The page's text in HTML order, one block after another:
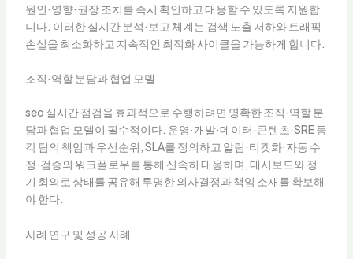
원인·영향·권장 조치를 즉시 확인하고 대응할 수 있도록 지원합
니다. 이러한 실시간 분석·보고 체계는 검색 노출 저하와 트래픽
손실을 최소화하고 지속적인 최적화 사이클을 가능하게 합니다.
조직·역할 분담과 협업 모델
seo 실시간 점검을 효과적으로 수행하려면 명확한 조직·역할 분
담과 협업 모델이 필수적이다. 운영·개발·데이터·콘텐츠·SRE 등
각 팀의 책임과 우선순위, SLA를 정의하고 알림·티켓화·자동 수
정·검증의 워크플로우를 통해 신속히 대응하며, 대시보드와 정
기 회의로 상태를 공유해 투명한 의사결정과 책임 소재를 확보해
야 한다.
사례 연구 및 성공 사례